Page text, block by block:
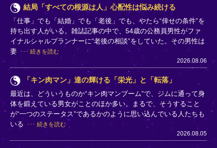
結局「すべての根源は人」心配性は悩み続ける
「仕事」でも「結婚」でも「老後」でも、やたら“倖せの条件”を
持ち出す人がいる。雑誌記事の中で、54歳の公務員男性がファ
イナルシャルプランナーに“老後の相談”をしていた。その男性は
妻
続きを読む
2026.08.06
「キン肉マン」達の輝ける「栄光」と「転落」
最近は、どういうものか“キン肉マンブーム”で、ジムに通って身
体を鍛えている男女がことのほか多い。まるで、そうすること
が“一つのステータス”であるかのように思い込んでいる人たちも
いる
続きを読む
2026.08.05